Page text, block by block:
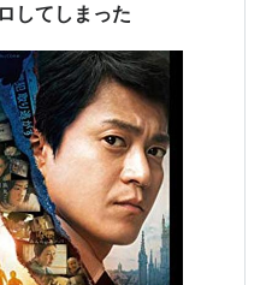
してしまった